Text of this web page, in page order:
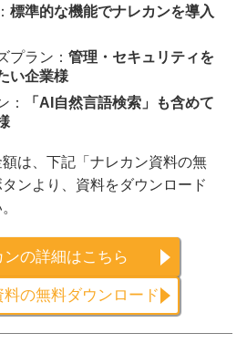
標準的な機能でナレカンを導入
プラン： 管理・セキュリティを
い企業様
：
「AI自然言語検索」も含めて
は、下記「ナレカン資料の無
ンより、資料をダウンロード
ンの詳細はこちら
の無料ダウンロード